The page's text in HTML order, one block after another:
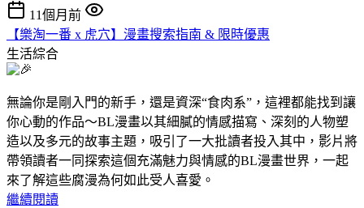
11個月前
【樂淘一番 x 虎穴】漫畫搜索指南 & 限時優惠
生活綜合
無論你是剛入門的新手，還是資深“食肉系”，這裡都能找到讓
你心動的作品～BL漫畫以其細膩的情感描寫、深刻的人物塑
造以及多元的故事主題，吸引了一大批讀者投入其中，影片將
帶領讀者一同探索這個充滿魅力與情感的BL漫畫世界，一起
來了解這些腐漫為何如此受人喜愛。
繼續閱讀